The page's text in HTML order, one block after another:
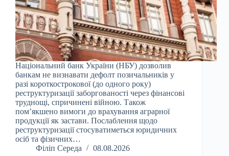
Національний банк України (НБУ) дозволив
банкам не визнавати дефолт позичальників у
разі короткострокової (до одного року)
реструктуризації заборгованості через фінансові
труднощі, спричинені війною. Також
пом’якшено вимоги до врахування аграрної
продукції як застави. Послаблення щодо
реструктуризації стосуватиметься юридичних
осіб та фізичних…
Філіп Середа
08.08.2026